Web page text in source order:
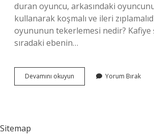
duran oyuncu, arkasındaki
kullanarak koşmalı ve ileri
oyununun tekerlemesi nedir? Kafiye
sıradaki ebenin…
Devamını okuyun Birdirbir
Oyun
Yorum Bırak
Sitemap